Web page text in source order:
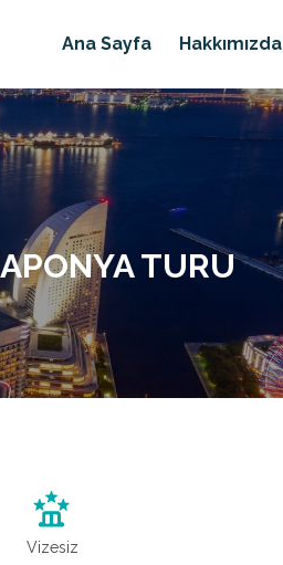
Ana Sayfa Hakkımızda
TURU
Vizesiz